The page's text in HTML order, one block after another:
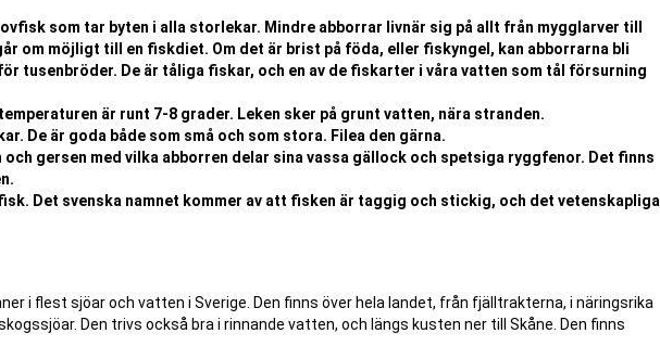
som tar byten i alla storlekar. Mindre abborrar livnär sig på allt från mygglarver till
om möjligt till en fiskdiet. Om det är brist på föda, eller fiskyngel, kan abborrarna bli
tusenbröder. De är tåliga fiskar, och en av de fiskarter i våra vatten som tål försurning
är runt 7-8 grader. Leken sker på grunt vatten, nära stranden.
De är goda både som små och som stora. Filea den gärna.
gersen med vilka abborren delar sina vassa gällock och spetsiga ryggfenor. Det finns
Det svenska namnet kommer av att fisken är taggig och stickig, och det vetenskapliga
i flest sjöar och vatten i Sverige. Den finns över hela landet, från fjälltrakterna, i näringsrika
Den trivs också bra i rinnande vatten, och längs kusten ner till Skåne. Den finns